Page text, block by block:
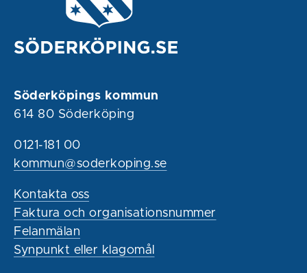
Söderköpings kommun
614 80 Söderköping
0121-181 00
kommun@soderkoping.se
Kontakta oss
Faktura och organisationsnummer
Felanmälan
Synpunkt eller klagomål